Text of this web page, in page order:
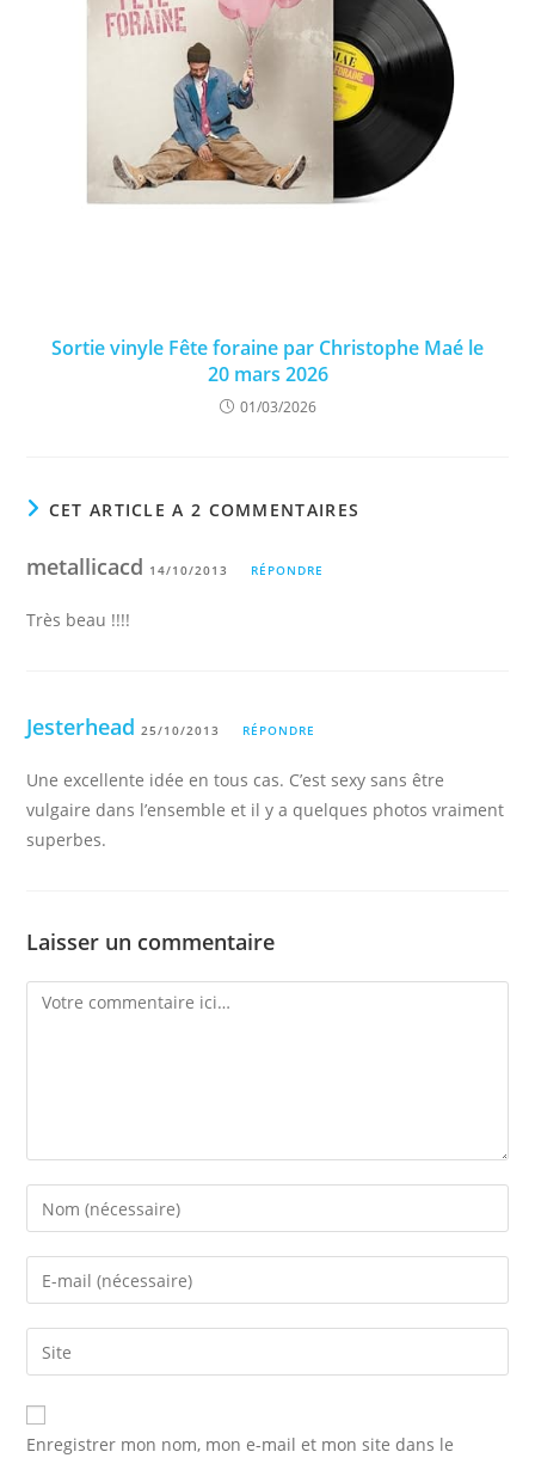
Sortie vinyle Fête foraine par Christophe Maé le
20 mars 2026
01/03/2026
CET ARTICLE A 2 COMMENTAIRES
metallicacd 14/10/2013 RÉPONDRE
Très beau !!!!
Jesterhead 25/10/2013 RÉPONDRE
Une excellente idée en tous cas. C’est sexy sans être
vulgaire dans l’ensemble et il y a quelques photos vraiment
superbes.
Laisser un commentaire
Comment
Enter
your
name
comment
Enter
your
email
address
comment
Saisir
l’URL
de
votre
Enregistrer mon nom, mon e-mail et mon site dans le